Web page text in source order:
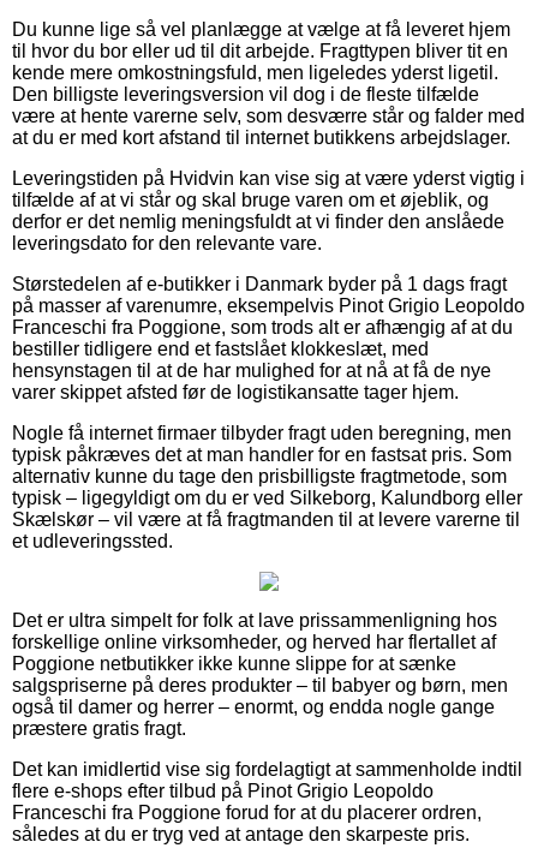
Du kunne lige så vel planlægge at vælge at få leveret hjem
til hvor du bor eller ud til dit arbejde. Fragttypen bliver tit en
kende mere omkostningsfuld, men ligeledes yderst ligetil.
Den billigste leveringsversion vil dog i de fleste tilfælde
være at hente varerne selv, som desværre står og falder med
at du er med kort afstand til internet butikkens arbejdslager.
Leveringstiden på Hvidvin kan vise sig at være yderst vigtig i
tilfælde af at vi står og skal bruge varen om et øjeblik, og
derfor er det nemlig meningsfuldt at vi finder den anslåede
leveringsdato for den relevante vare.
Størstedelen af e-butikker i Danmark byder på 1 dags fragt
på masser af varenumre, eksempelvis Pinot Grigio Leopoldo
Franceschi fra Poggione, som trods alt er afhængig af at du
bestiller tidligere end et fastslået klokkeslæt, med
hensynstagen til at de har mulighed for at nå at få de nye
varer skippet afsted før de logistikansatte tager hjem.
Nogle få internet firmaer tilbyder fragt uden beregning, men
typisk påkræves det at man handler for en fastsat pris. Som
alternativ kunne du tage den prisbilligste fragtmetode, som
typisk – ligegyldigt om du er ved Silkeborg, Kalundborg eller
Skælskør – vil være at få fragtmanden til at levere varerne til
et udleveringssted.
Det er ultra simpelt for folk at lave prissammenligning hos
forskellige online virksomheder, og herved har flertallet af
Poggione netbutikker ikke kunne slippe for at sænke
salgspriserne på deres produkter – til babyer og børn, men
også til damer og herrer – enormt, og endda nogle gange
præstere gratis fragt.
Det kan imidlertid vise sig fordelagtigt at sammenholde indtil
flere e-shops efter tilbud på Pinot Grigio Leopoldo
Franceschi fra Poggione forud for at du placerer ordren,
således at du er tryg ved at antage den skarpeste pris.